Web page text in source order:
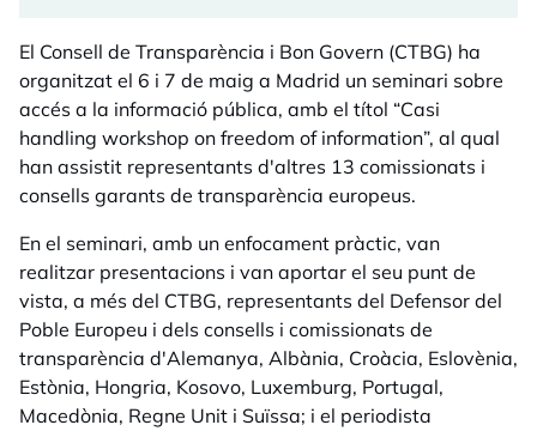
El Consell de Transparència i Bon Govern (CTBG) ha
organitzat el 6 i 7 de maig a Madrid un seminari sobre
accés a la informació pública, amb el títol “Casi
handling workshop on freedom of information”, al qual
han assistit representants d'altres 13 comissionats i
consells garants de transparència europeus.
En el seminari, amb un enfocament pràctic, van
realitzar presentacions i van aportar el seu punt de
vista, a més del CTBG, representants del Defensor del
Poble Europeu i dels consells i comissionats de
transparència d'Alemanya, Albània, Croàcia, Eslovènia,
Estònia, Hongria, Kosovo, Luxemburg, Portugal,
Macedònia, Regne Unit i Suïssa; i el periodista